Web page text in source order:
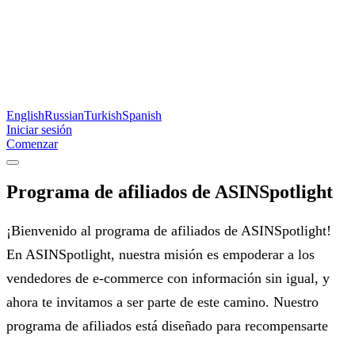
EnglishRussianTurkishSpanish
Iniciar sesión
Comenzar
Programa de afiliados de ASINSpotlight
¡Bienvenido al programa de afiliados de ASINSpotlight!
En ASINSpotlight, nuestra misión es empoderar a los
vendedores de e-commerce con información sin igual, y
ahora te invitamos a ser parte de este camino. Nuestro
programa de afiliados está diseñado para recompensarte